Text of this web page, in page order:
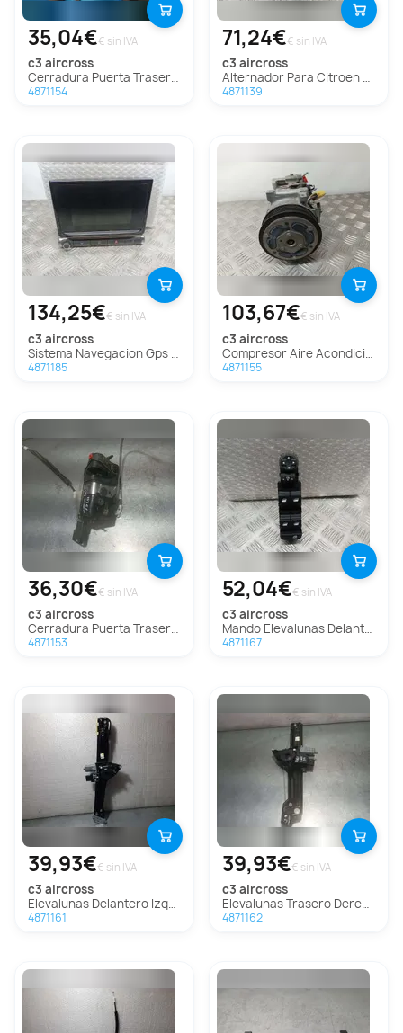
35,04€€ sin IVA
c3 aircross
Cerradura Puerta Trasera Izquierda Para Citroen C3 Aircross
4871154
71,24€€ sin IVA
c3 aircross
Alternador Para Citroen C3 Aircross
4871139
134,25€€ sin IVA
c3 aircross
Sistema Navegacion Gps Para Citroen C3 Aircross
4871185
103,67€€ sin IVA
c3 aircross
Compresor Aire Acondicionado Para Citroen C3 Aircross
4871155
36,30€€ sin IVA
c3 aircross
Cerradura Puerta Trasera Derecha Para Citroen C3 Aircross
4871153
52,04€€ sin IVA
c3 aircross
Mando Elevalunas Delantero Izquierdo Para Citroen C3 Aircross
4871167
39,93€€ sin IVA
c3 aircross
Elevalunas Delantero Izquierdo Para Citroen C3 Aircross
4871161
39,93€€ sin IVA
c3 aircross
Elevalunas Trasero Derecho Para Citroen C3 Aircross
4871162